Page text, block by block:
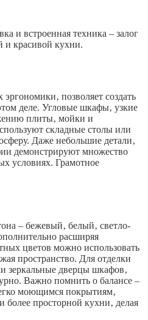
и встроенная техника – залог
и красивой кухни.
позволяет создать
деле. Угловые шкафы‚ узкие
плиты‚ мойки и
складные столы или
Даже небольшие детали‚
демонстрируют множество
условиях. Грамотное
– бежевый‚ белый‚ светло-
расширяя
цветов можно использовать
пространство. Для отделки
зеркальные дверцы шкафов‚
Важно помнить о балансе –
моющимся покрытиям‚
просторной кухни‚ делая